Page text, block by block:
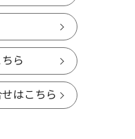
ら
はこちら